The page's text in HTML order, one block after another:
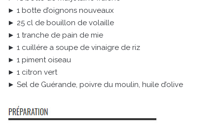
► 1 botte d’oignons nouveaux
► 25 cl de bouillon de volaille
► 1 tranche de pain de mie
► 1 cuillére a soupe de vinaigre de riz
► 1 piment oiseau
► 1 citron vert
► Sel de Guérande, poivre du moulin, huile d’olive